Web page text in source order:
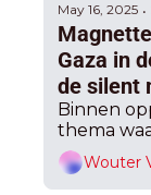
May 16, 2025 •
Gaza in
de silent
steun bij
Binnen
thema
Wouter